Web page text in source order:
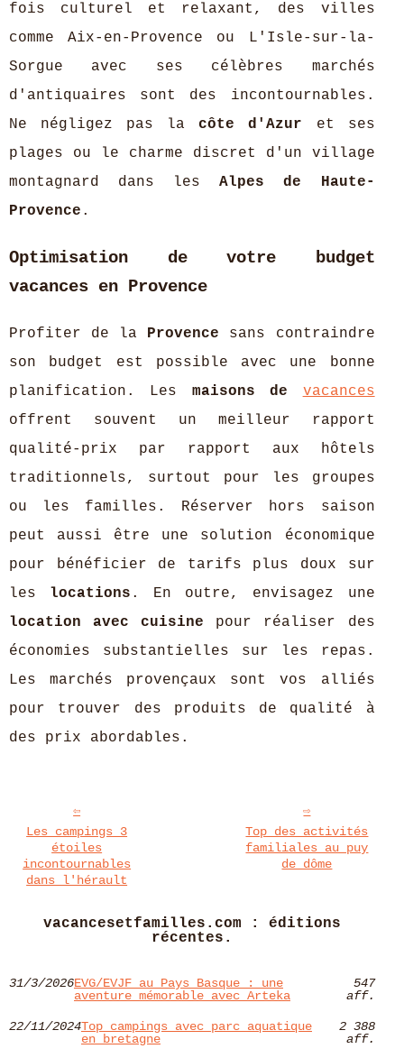
fois culturel et relaxant, des villes
comme Aix-en-Provence ou L'Isle-sur-la-
Sorgue avec ses célèbres marchés
d'antiquaires sont des incontournables.
Ne négligez pas lacôte d'Azur et ses
plages ou le charme discret d'un village
montagnard dans lesAlpes de Haute-
Provence .
Optimisation de votre budget
vacances en Provence
Profiter de la Provence sans contraindre
son budget est possible avec une bonne
planification. Les maisons de vacances
offrent souvent un meilleur rapport
qualité-prix par rapport aux hôtels
traditionnels, surtout pour les groupes
ou les familles. Réserver hors saison
peut aussi être une solution économique
pour bénéficier de tarifs plus doux sur
les locations . En outre, envisagez une
location avec cuisine pour réaliser des
économies substantielles sur les repas.
Les marchés provençaux sont vos alliés
pour trouver des produits de qualité à
des prix abordables.
Les campings 3
étoiles
incontournables
dans l'hérault
Top des activités
familiales au puy
de dôme
vacancesetfamilles.com : éditions
récentes.
31/3/2026EVG/EVJF au Pays Basque : une
aventure mémorable avec Arteka
547
aff.
22/11/2024Top campings avec parc aquatique
en bretagne
2 388
aff.